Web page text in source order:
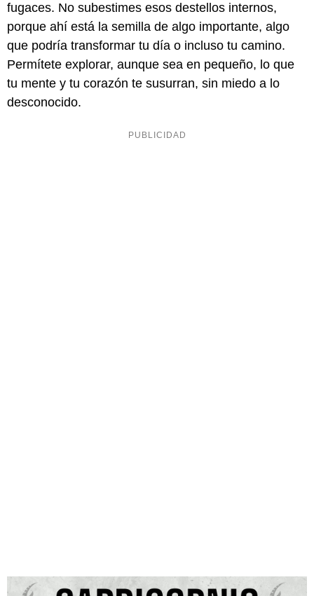
fugaces. No subestimes esos destellos internos,
porque ahí está la semilla de algo importante, algo
que podría transformar tu día o incluso tu camino.
Permítete explorar, aunque sea en pequeño, lo que
tu mente y tu corazón te susurran, sin miedo a lo
desconocido.